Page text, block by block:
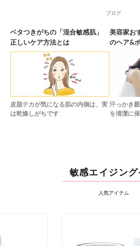
ブログ
ベタつきがちの「混合敏感肌」
正しいケア方法とは
皮脂テカが気になる肌の内側は、実
は乾燥しがちです
美容家お
のヘア&
汗っかき
を清潔に
敏感エイジング
人気アイテム